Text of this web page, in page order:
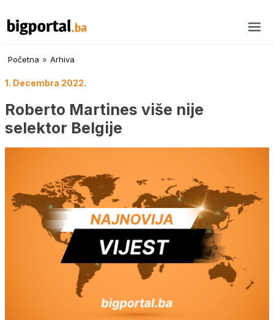
Početna » Arhiva
1. Decembra 2022.
Roberto Martines više nije
selektor Belgije